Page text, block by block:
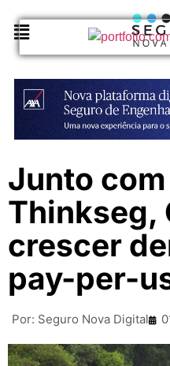
Junto com
Thinkseg,
crescer
pay-per-
Por: Seguro Nova Digital